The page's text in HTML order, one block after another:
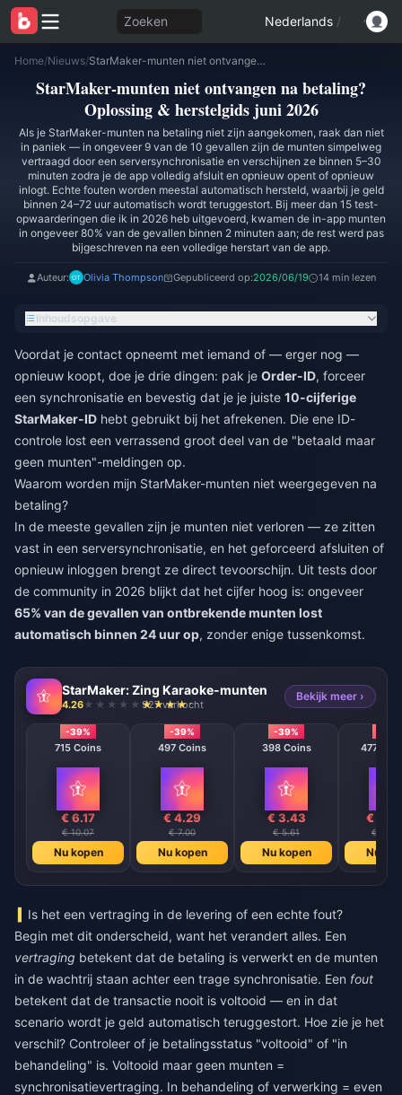
Zoeken Nederlands /
Home/Nieuws/ StarMaker-munten niet ontvangen na betaling? Oplossing & herstelgids juni 2026
StarMaker-munten niet ontvangen na betaling?
Oplossing & herstelgids juni 2026
Als je StarMaker-munten na betaling niet zijn aangekomen, raak dan niet
in paniek — in ongeveer 9 van de 10 gevallen zijn de munten simpelweg
vertraagd door een serversynchronisatie en verschijnen ze binnen 5–30
minuten zodra je de app volledig afsluit en opnieuw opent of opnieuw
inlogt. Echte fouten worden meestal automatisch hersteld, waarbij je geld
binnen 24–72 uur automatisch wordt teruggestort. Bij meer dan 15 test-
opwaarderingen die ik in 2026 heb uitgevoerd, kwamen de in-app munten
in ongeveer 80% van de gevallen binnen 2 minuten aan; de rest werd pas
bijgeschreven na een volledige herstart van de app.
Auteur: Olivia Thompson Gepubliceerd op:2026/06/19 14 min lezen
Inhoudsopgave
Voordat je contact opneemt met iemand of — erger nog —
opnieuw koopt, doe je drie dingen: pak je Order-ID, forceer
een synchronisatie en bevestig dat je je juiste 10-cijferige
StarMaker-ID hebt gebruikt bij het afrekenen. Die ene ID-
controle lost een verrassend groot deel van de "betaald maar
geen munten"-meldingen op.
Waarom worden mijn StarMaker-munten niet weergegeven na
betaling?
In de meeste gevallen zijn je munten niet verloren — ze zitten
vast in een serversynchronisatie, en het geforceerd afsluiten of
opnieuw inloggen brengt ze direct tevoorschijn. Uit tests door
de community in 2026 blijkt dat het cijfer hoog is: ongeveer
65% van de gevallen van ontbrekende munten lost
automatisch binnen 24 uur op, zonder enige tussenkomst.
StarMaker: Zing Karaoke-munten
4.26 927 verkocht
Bekijk meer ›
-39%
715 Coins
€ 6.17
€ 10.07
Nu kopen
-39%
497 Coins
€ 4.29
€ 7.00
Nu kopen
-39%
398 Coins
€ 3.43
€ 5.61
Nu kopen
47746
€
€
Nu
Is het een vertraging in de levering of een echte fout?
Begin met dit onderscheid, want het verandert alles. Een
vertraging betekent dat de betaling is verwerkt en de munten
in de wachtrij staan achter een trage synchronisatie. Een fout
betekent dat de transactie nooit is voltooid — en in dat
scenario wordt je geld automatisch teruggestort. Hoe zie je het
verschil? Controleer of je betalingsstatus "voltooid" of "in
behandeling" is. Voltooid maar geen munten =
synchronisatievertraging. In behandeling of verwerking = even